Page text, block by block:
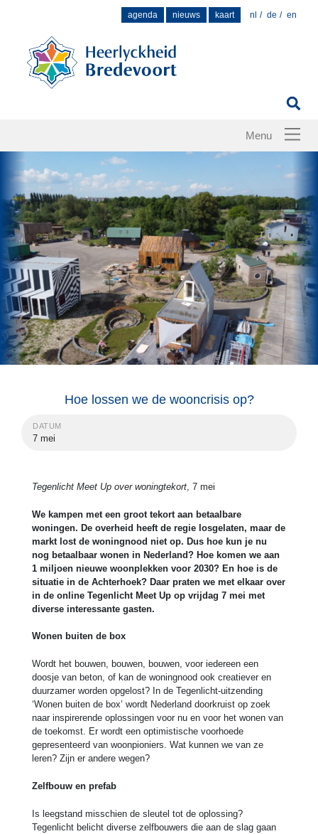
agenda nieuws kaart nl de en
Hoe lossen we de wooncrisis op?
DATUM
7 mei
Tegenlicht Meet Up over woningtekort , 7 mei
We kampen met een groot tekort aan betaalbare
woningen. De overheid heeft de regie losgelaten, maar de
markt lost de woningnood niet op. Dus hoe kun je nu
nog betaalbaar wonen in Nederland? Hoe komen we aan
1 miljoen nieuwe woonplekken voor 2030? En hoe is de
situatie in de Achterhoek? Daar praten we met elkaar over
in de online Tegenlicht Meet Up op vrijdag 7 mei met
diverse interessante gasten.
Wonen buiten de box
Wordt het bouwen, bouwen, bouwen, voor iedereen een
doosje van beton, of kan de woningnood ook creatiever en
duurzamer worden opgelost? In de Tegenlicht-uitzending
‘Wonen buiten de box’ wordt Nederland doorkruist op zoek
naar inspirerende oplossingen voor nu en voor het wonen van
de toekomst. Er wordt een optimistische voorhoede
gepresenteerd van woonpioniers. Wat kunnen we van ze
leren? Zijn er andere wegen?
Zelfbouw en prefab
Is leegstand misschien de sleutel tot de oplossing?
Tegenlicht belicht diverse zelfbouwers die aan de slag gaan